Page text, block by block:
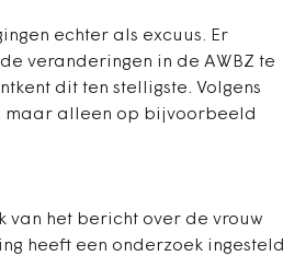
echter als excuus. Er
veranderingen in de AWBZ te
dit ten stelligste. Volgens
maar alleen op bijvoorbeeld
van het bericht over de vrouw
heeft een onderzoek ingesteld